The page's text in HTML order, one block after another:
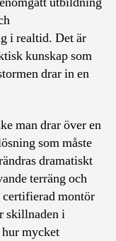
i realtid. Det är
kunskap som
drar in en
man drar över en
som måste
dramatiskt
terräng och
certifierad montör
skillnaden i
mycket